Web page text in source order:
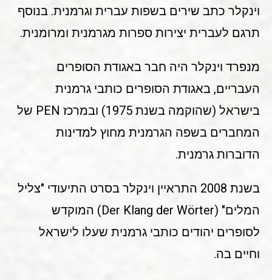
וינקלר כתב שירים בשפות עברית וגרמנית. בנוסף
תרגם לעברית יצירות ספרות מגרמנית ומרומנית.
מנפרד וינקלר היה חבר באגודת הסופרים
העבריים, באגודת הסופרים כותבי גרמנית
בישראל (שהוקמה בשנת 1975) ובמרכז PEN של
המחברים בשפה הגרמנית מחוץ למדינות
הדוברות גרמנית.
בשנת 2008 התראיין וינקלר בסרט התיעודי "צליל
המלים" (Der Klang der Wörter) המוקדש
לסופרים יהודים כותבי גרמנית שעלו לישראל
וחיים בה.